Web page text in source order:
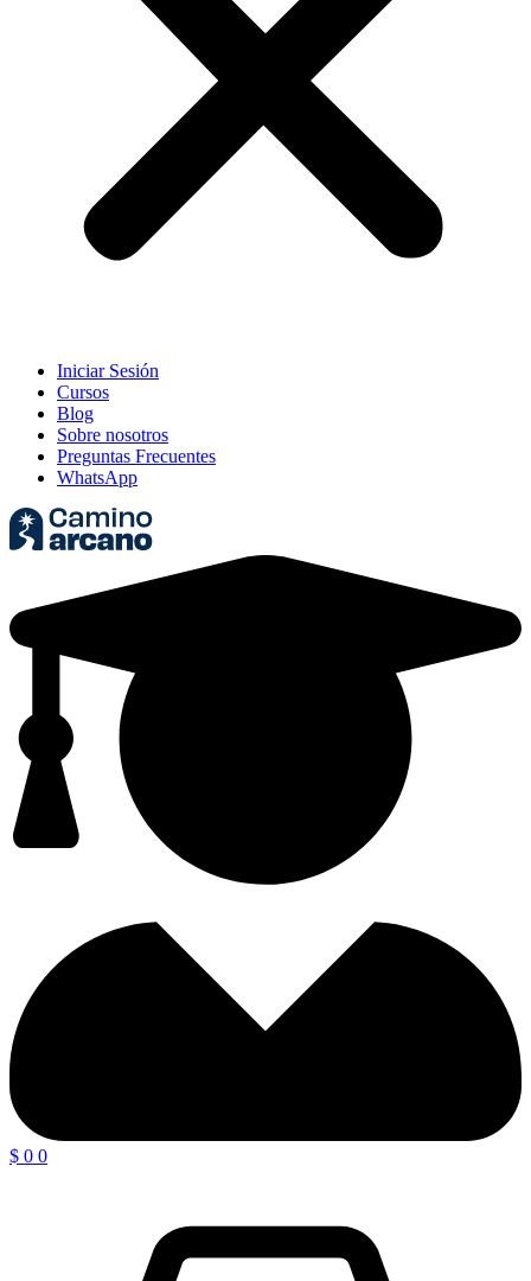
Iniciar Sesión
Cursos
Blog
Sobre nosotros
Preguntas Frecuentes
WhatsApp
$ 0 0